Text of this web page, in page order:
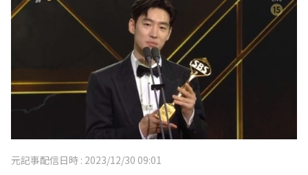
元記事配信日時 : 2023/12/30 09:01